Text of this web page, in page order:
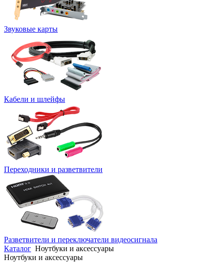
Звуковые карты
Кабели и шлейфы
Переходники и разветвители
Разветвители и переключатели видеосигнала
Каталог Ноутбуки и аксессуары
Ноутбуки и аксессуары